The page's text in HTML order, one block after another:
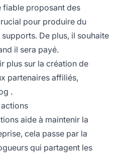
fiable proposant des
pour produire du
De plus, il souhaite
il sera payé.
plus sur la création de
partenaires affiliés,
.
aide à maintenir la
cela passe par la
qui partagent les